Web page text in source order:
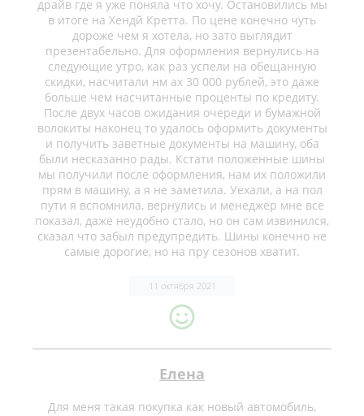
драйв где я уже поняла что хочу. Остановились мы
в итоге на Хендй Кретта. По цене конечно чуть
дороже чем я хотела, но зато выглядит
презентабельно. Для оформления вернулись на
следующие утро, как раз успели на обещанную
скидки, насчитали нм ах 30 000 рублей, это даже
больше чем насчитанные проценты по кредиту.
После двух часов ожидания очереди и бумажной
волокиты наконец то удалось оформить документы
и получить заветные документы на машину, оба
были несказанно рады. Кстати положенные шины
мы получили после оформления, нам их положили
прям в машину, а я не заметила. Уехали, а на пол
пути я вспомнила, вернулись и менеджер мне все
показал, даже неудобно стало, но он сам извинился,
сказал что забыл предупредить. Шины конечно не
самые дорогие, но на пру сезонов хватит.
11 октября 2021
Елена
Для меня такая покупка как новый автомобиль,